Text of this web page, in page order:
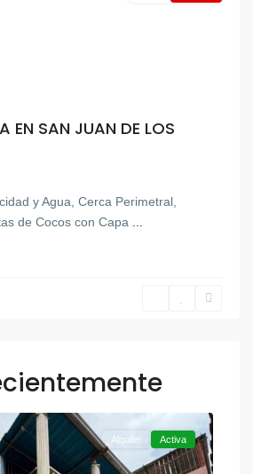
EN SAN JUAN DE LOS
y Agua, Cerca Perimetral,
de Cocos con Capa
Alquiler Activa